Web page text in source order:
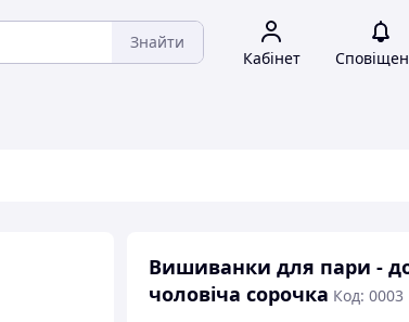
Знайти
Кабінет
Вишиванки для пари -
чоловіча сорочка Код: 0003